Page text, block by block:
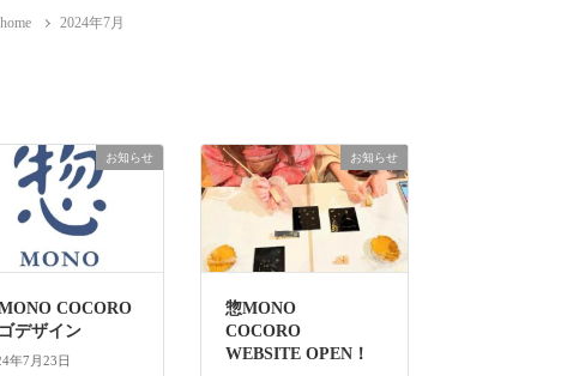
home 2024年7月
お知らせ
COCORO
デザイン
年7月23日
お知らせ
惣MONO
COCORO
WEBSITE OPEN！